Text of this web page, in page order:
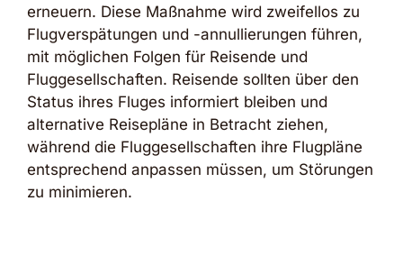
erneuern. Diese Maßnahme wird zweifellos zu
Flugverspätungen und -annullierungen führen,
mit möglichen Folgen für Reisende und
Fluggesellschaften. Reisende sollten über den
Status ihres Fluges informiert bleiben und
alternative Reisepläne in Betracht ziehen,
während die Fluggesellschaften ihre Flugpläne
entsprechend anpassen müssen, um Störungen
zu minimieren.